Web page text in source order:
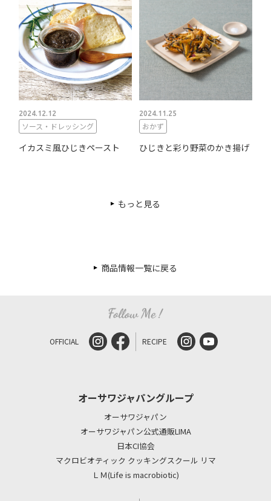
2024.12.12
ソース・ドレッシング
イカスミ風ひじきペースト
2024.11.25
おかず
ひじきと彩り野菜のかき揚げ
もっと見る
商品情報一覧に戻る
OFFICIAL RECIPE
オーサワジャパングループ
オーサワジャパン
オーサワジャパン公式通販LIMA
日本CI協会
マクロビオティック クッキングスクール リマ
ＬＭ(Life is macrobiotic)